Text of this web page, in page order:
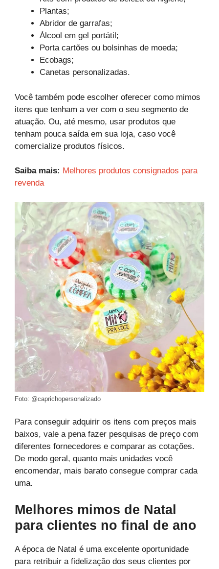
Plantas;
Abridor de garrafas;
Álcool em gel portátil;
Porta cartões ou bolsinhas de moeda;
Ecobags;
Canetas personalizadas.
Você também pode escolher oferecer como mimos
itens que tenham a ver com o seu segmento de
atuação. Ou, até mesmo, usar produtos que
tenham pouca saída em sua loja, caso você
comercialize produtos físicos.
Saiba mais: Melhores produtos consignados para
revenda
Foto: @caprichopersonalizado
Para conseguir adquirir os itens com preços mais
baixos, vale a pena fazer pesquisas de preço com
diferentes fornecedores e comparar as cotações.
De modo geral, quanto mais unidades você
encomendar, mais barato consegue comprar cada
uma.
Melhores mimos de Natal
para clientes no final de ano
A época de Natal é uma excelente oportunidade
para retribuir a fidelização dos seus clientes por